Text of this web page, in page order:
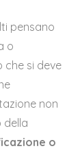
pensano
o
che si deve
non
della
o